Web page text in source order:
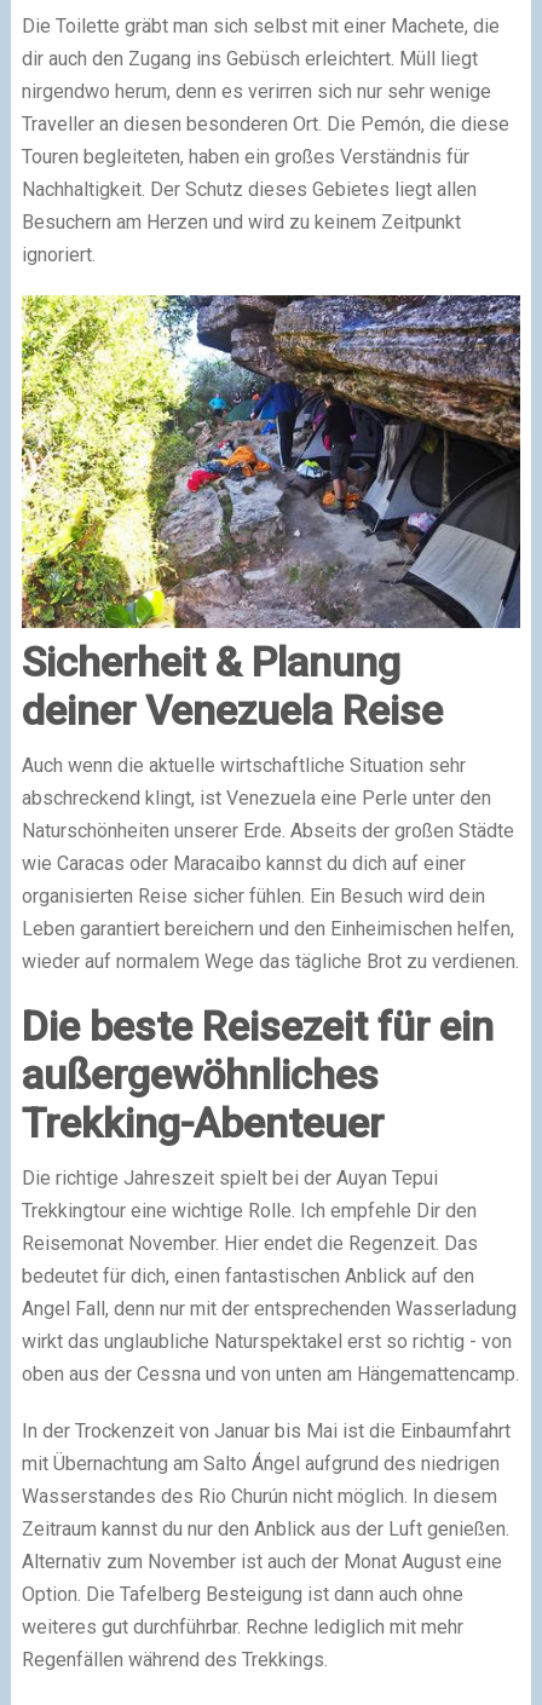
Die Toilette gräbt man sich selbst mit einer Machete, die
dir auch den Zugang ins Gebüsch erleichtert. Müll liegt
nirgendwo herum, denn es verirren sich nur sehr wenige
Traveller an diesen besonderen Ort. Die Pemón, die diese
Touren begleiteten, haben ein großes Verständnis für
Nachhaltigkeit. Der Schutz dieses Gebietes liegt allen
Besuchern am Herzen und wird zu keinem Zeitpunkt
ignoriert.
Sicherheit & Planung
deiner Venezuela Reise
Auch wenn die aktuelle wirtschaftliche Situation sehr
abschreckend klingt, ist Venezuela eine Perle unter den
Naturschönheiten unserer Erde. Abseits der großen Städte
wie Caracas oder Maracaibo kannst du dich auf einer
organisierten Reise sicher fühlen. Ein Besuch wird dein
Leben garantiert bereichern und den Einheimischen helfen,
wieder auf normalem Wege das tägliche Brot zu verdienen.
Die beste Reisezeit für ein
außergewöhnliches
Trekking-Abenteuer
Die richtige Jahreszeit spielt bei der Auyan Tepui
Trekkingtour eine wichtige Rolle. Ich empfehle Dir den
Reisemonat November. Hier endet die Regenzeit. Das
bedeutet für dich, einen fantastischen Anblick auf den
Angel Fall, denn nur mit der entsprechenden Wasserladung
wirkt das unglaubliche Naturspektakel erst so richtig - von
oben aus der Cessna und von unten am Hängemattencamp.
In der Trockenzeit von Januar bis Mai ist die Einbaumfahrt
mit Übernachtung am Salto Ángel aufgrund des niedrigen
Wasserstandes des Rio Churún nicht möglich. In diesem
Zeitraum kannst du nur den Anblick aus der Luft genießen.
Alternativ zum November ist auch der Monat August eine
Option. Die Tafelberg Besteigung ist dann auch ohne
weiteres gut durchführbar. Rechne lediglich mit mehr
Regenfällen während des Trekkings.